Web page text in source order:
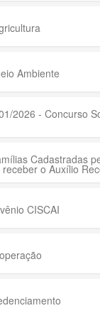
Ambiente
2026 - Concurso
Cadastradas
o Auxílio
CISCAI